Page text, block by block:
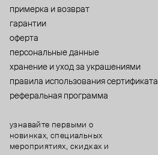
примерка и возврат
гарантии
оферта
персональные данные
хранение и уход за украшениями
правила использования сертификата
реферальная программа
узнавайте первыми о
новинках, специальных
мероприятиях, скидках и